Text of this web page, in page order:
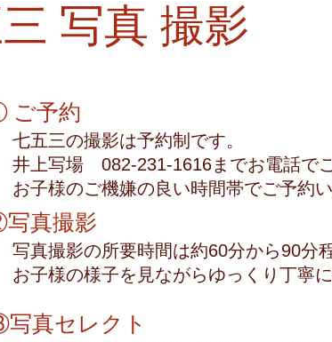
写真 撮影
ご予約
七五三の撮影は予約制です。
井上写場 082-231-1616までお電話で
お子様のご機嫌の良い時間帯でご予約
写真撮影の所要時間は約60分から90分
お子様の様子を見ながらゆっくり丁寧
真撮影
真セレクト